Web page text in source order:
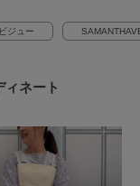
ビジュー
ィネート